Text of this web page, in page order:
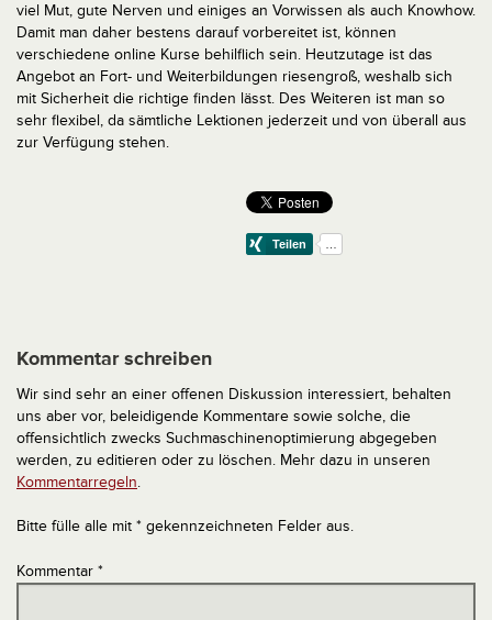
viel Mut, gute Nerven und einiges an Vorwissen als auch Knowhow.
Damit man daher bestens darauf vorbereitet ist, können
verschiedene online Kurse behilflich sein. Heutzutage ist das
Angebot an Fort- und Weiterbildungen riesengroß, weshalb sich
mit Sicherheit die richtige finden lässt. Des Weiteren ist man so
sehr flexibel, da sämtliche Lektionen jederzeit und von überall aus
zur Verfügung stehen.
Kommentar schreiben
Wir sind sehr an einer offenen Diskussion interessiert, behalten
uns aber vor, beleidigende Kommentare sowie solche, die
offensichtlich zwecks Suchmaschinenoptimierung abgegeben
werden, zu editieren oder zu löschen. Mehr dazu in unseren
Kommentarregeln.
Bitte fülle alle mit * gekennzeichneten Felder aus.
Kommentar *